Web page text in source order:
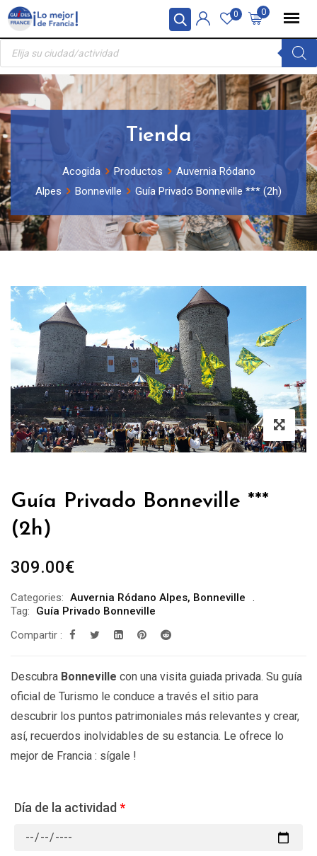
Panel de gestión de cookies
Skip
content
0
0
Búsqueda
productos
Tienda
Acogida Productos
Auvernia Ródano
Alpes
Bonneville Guía Privado Bonneville *** (2h)
Guía Privado Bonneville ***
(2h)
309.00€
Categories: Auvernia Ródano Alpes, Bonneville
Tag:
Guía Privado Bonneville
Compartir :
Descubra Bonneville con una visita guiada privada. Su guía
oficial de Turismo le conduce a través el sitio para
descubrir los puntos patrimoniales más relevantes y crear,
así, recuerdos inolvidables de su estancia. Le ofrece lo
mejor de Francia : sígale !
Día de la actividad *